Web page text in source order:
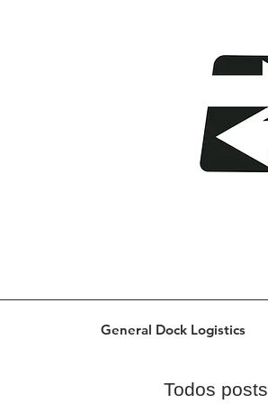
General Dock Logistics
Todos posts